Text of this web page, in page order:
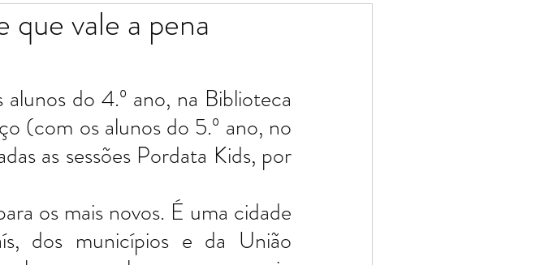
ubuntu
que vale a pena
do 4.º ano, na Biblioteca
(com os alunos do 5.º ano, no
as sessões Pordata Kids, por
os mais novos. É uma cidade
dos municípios e da União